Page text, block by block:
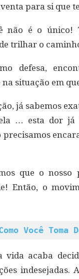
para si que
não é o único!
trilhar o
defesa,
situação em
já sabemos
… esta dor
que o
Então, o
Você Toma
vida acaba